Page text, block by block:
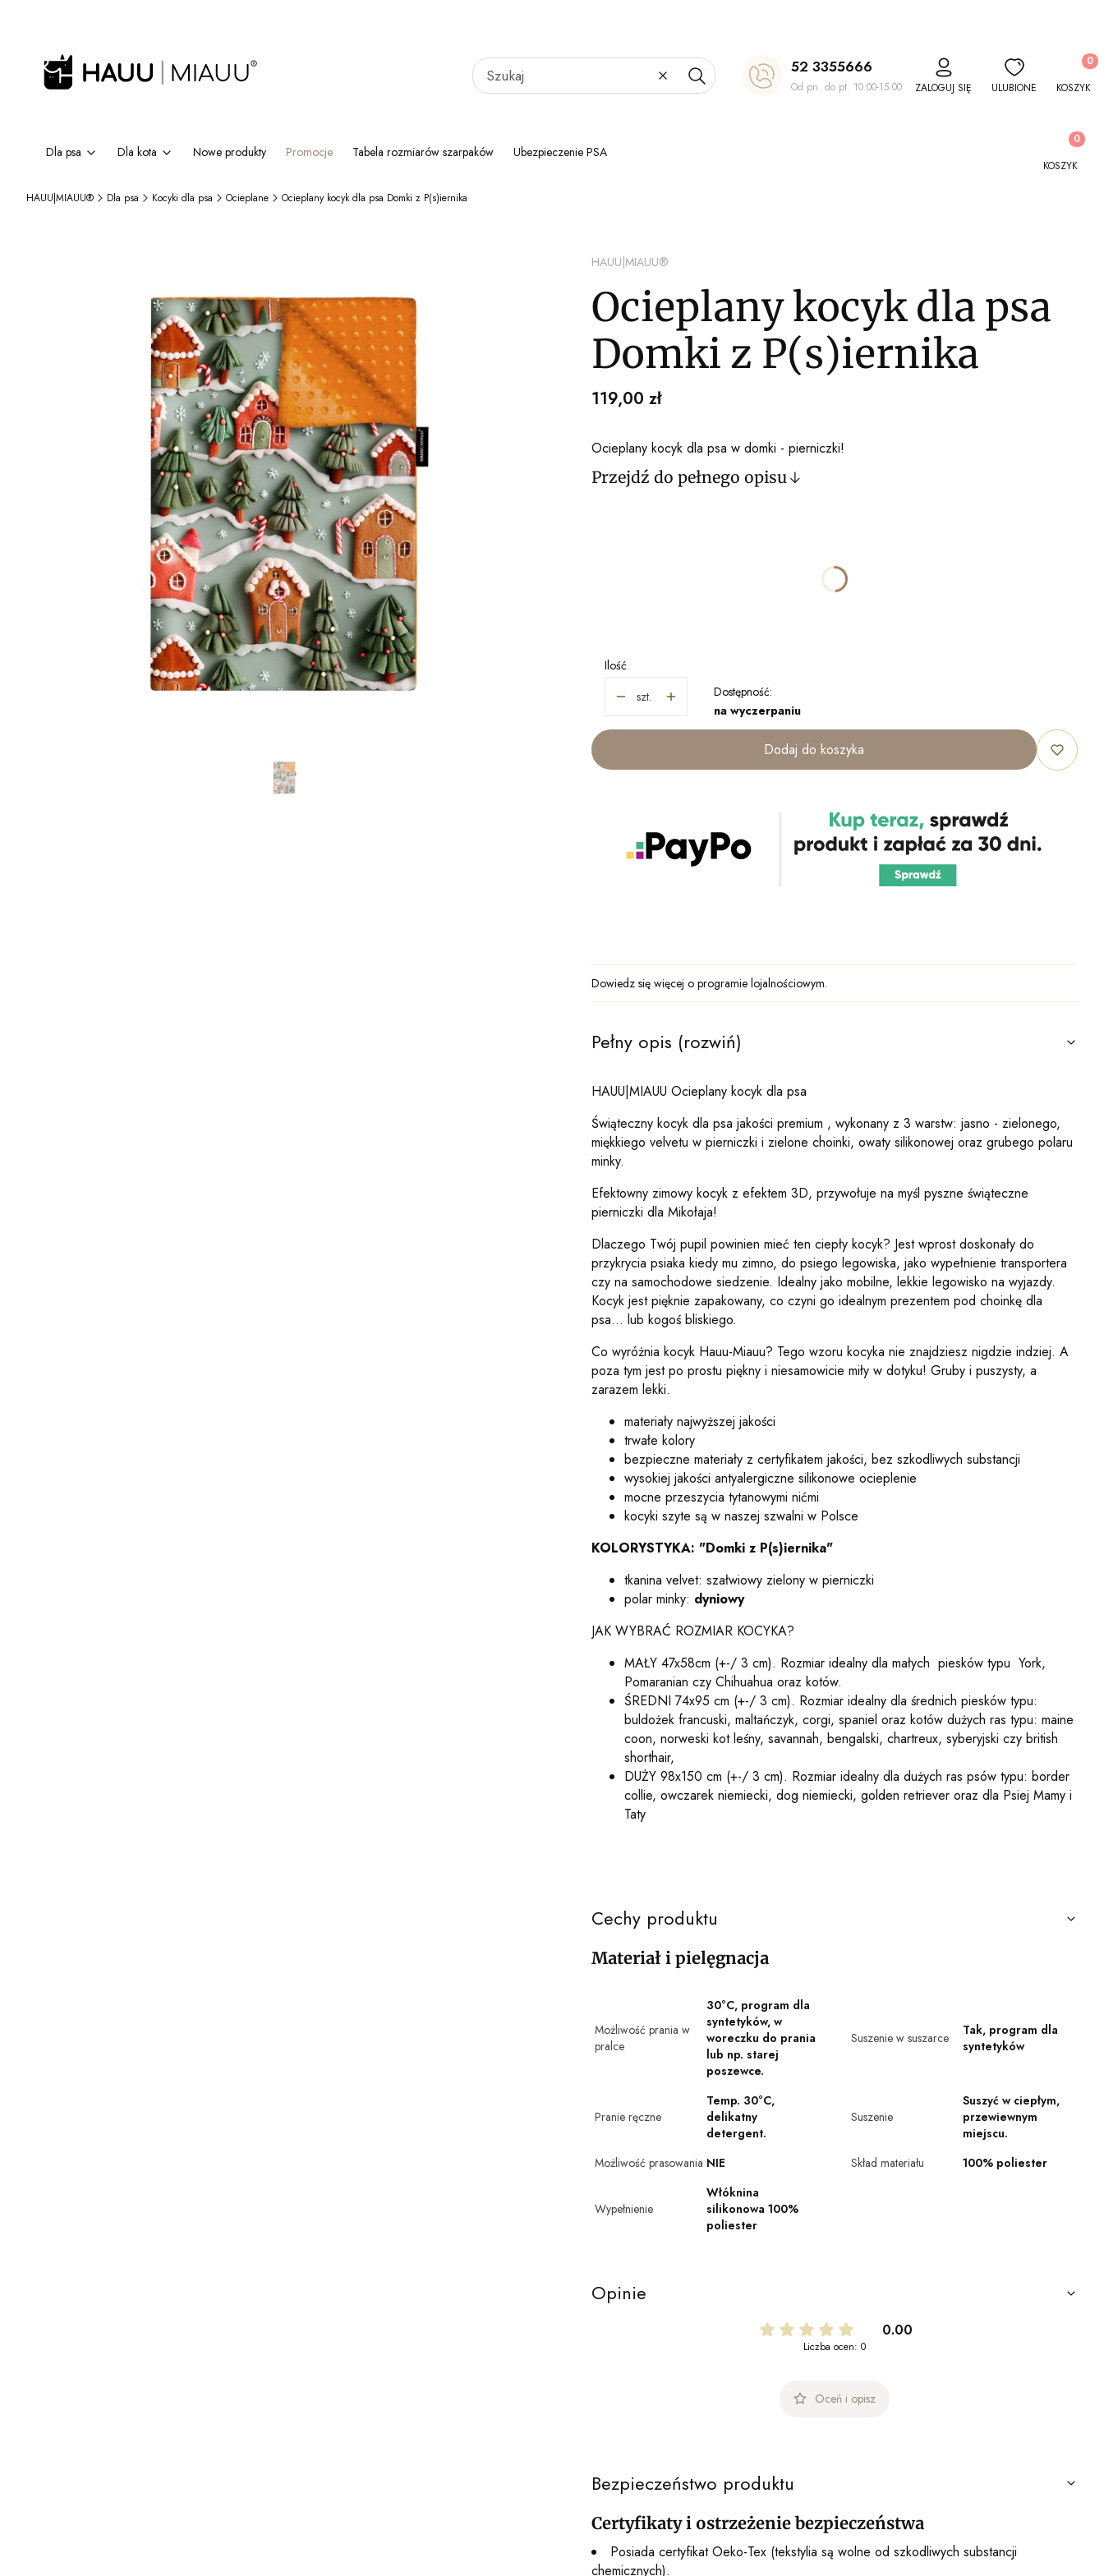
WyczyśćSzukaj
52 3355666
Od pn. do pt. 10.00-15.00 ZALOGUJ SIĘ ULUBIONE KOSZYK
Dla psa Dla kota Nowe produkty Promocje Tabela rozmiarów szarpaków Ubezpieczenie PSA
Produkty
KOSZYK
HAUU|MIAUU® Dla psa Kocyki dla psa Ocieplane Ocieplany kocyk dla psa Domki z P(s)iernika
HAUU|MIAUU®
Ocieplany kocyk dla psa
Domki z P(s)iernika
Cena
119,00 zł
Ocieplany kocyk dla psa w domki - pierniczki!
Przejdź do pełnego opisu
Ilość
szt.
Dostępność:
na wyczerpaniu
Dodaj do koszyka
Dowiedz się więcej o programie lojalnościowym.
Pełny opis (rozwiń)
HAUU|MIAUU Ocieplany kocyk dla psa
Świąteczny kocyk dla psa jakości premium , wykonany z 3 warstw: jasno - zielonego,
miękkiego velvetu w pierniczki i zielone choinki, owaty silikonowej oraz grubego polaru
minky.
Efektowny zimowy kocyk z efektem 3D, przywołuje na myśl pyszne świąteczne
pierniczki dla Mikołaja!
Dlaczego Twój pupil powinien mieć ten ciepły kocyk? Jest wprost doskonały do
przykrycia psiaka kiedy mu zimno, do psiego legowiska, jako wypełnienie transportera
czy na samochodowe siedzenie. Idealny jako mobilne, lekkie legowisko na wyjazdy.
Kocyk jest pięknie zapakowany, co czyni go idealnym prezentem pod choinkę dla
psa... lub kogoś bliskiego.
Co wyróżnia kocyk Hauu-Miauu? Tego wzoru kocyka nie znajdziesz nigdzie indziej. A
poza tym jest po prostu piękny i niesamowicie miły w dotyku! Gruby i puszysty, a
zarazem lekki.
materiały najwyższej jakości
trwałe kolory
bezpieczne materiały z certyfikatem jakości, bez szkodliwych substancji
wysokiej jakości antyalergiczne silikonowe ocieplenie
mocne przeszycia tytanowymi nićmi
kocyki szyte są w naszej szwalni w Polsce
KOLORYSTYKA: "Domki z P(s)iernika"
tkanina velvet: szałwiowy zielony w pierniczki
polar minky: dyniowy
JAK WYBRAĆ ROZMIAR KOCYKA?
MAŁY 47x58cm (+-/ 3 cm). Rozmiar idealny dla małych piesków typu York,
Pomaranian czy Chihuahua oraz kotów.
ŚREDNI 74x95 cm (+-/ 3 cm). Rozmiar idealny dla średnich piesków typu:
buldożek francuski, maltańczyk, corgi, spaniel oraz kotów dużych ras typu: maine
coon, norweski kot leśny, savannah, bengalski, chartreux, syberyjski czy british
shorthair,
DUŻY 98x150 cm (+-/ 3 cm). Rozmiar idealny dla dużych ras psów typu: border
collie, owczarek niemiecki, dog niemiecki, golden retriever oraz dla Psiej Mamy i
Taty
Cechy produktu
Materiał i pielęgnacja
Możliwość prania w
pralce
30°C, program dla
syntetyków, w
woreczku do prania
lub np. starej
poszewce.
Suszenie w suszarce
Tak, program dla
syntetyków
Pranie ręczne
Temp. 30°C,
delikatny
detergent.
Suszenie
Suszyć w ciepłym,
przewiewnym
miejscu.
Możliwość prasowania NIE Skład materiału 100% poliester
Wypełnienie
Włóknina
silikonowa 100%
poliester
Opinie
0.00
Liczba ocen: 0
Oceń i opisz
Bezpieczeństwo produktu
Certyfikaty i ostrzeżenie bezpieczeństwa
Posiada certyfikat Oeko-Tex (tekstylia są wolne od szkodliwych substancji
chemicznych).